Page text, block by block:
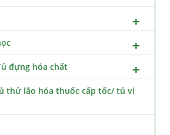
đựng hóa chất
thử lão hóa thuốc cấp tốc/ tủ vi